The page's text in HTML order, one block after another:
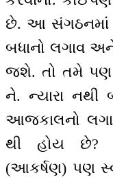
છે. આ સંગઠનમાં
બધાનો લગાવ
જશે. તો તમે પણ
ને. ન્યારા
આજકાલનો
થી હોય છે?
(આકર્ષણ) પણ